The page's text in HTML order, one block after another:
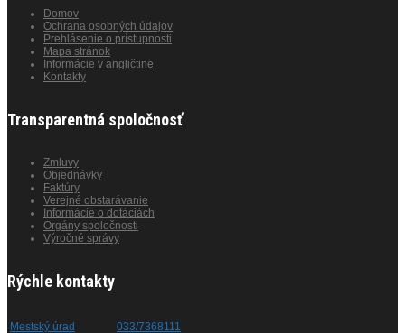
Domov
Ochrana osobných údajov
Prehlásenie o prístupnosti
Mapa stránok
Informácie v angličtine
Kontakty
Transparentná spoločnosť
Zmluvy
Objednávky
Faktúry
Verejné obstarávanie
Informácie o dotáciách
Orgány spoločnosti
Výročné správy
Rýchle kontakty
Mestský úrad 033/7368111